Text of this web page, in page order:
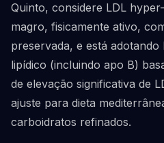
Quinto, considere LDL
magro, fisicamente ativo,
preservada, e está
lipídico (incluindo apo B)
de elevação significativa de
ajuste para dieta
carboidratos refinados.